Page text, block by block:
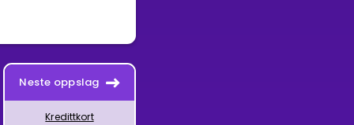
Neste oppslag
Kredittkort